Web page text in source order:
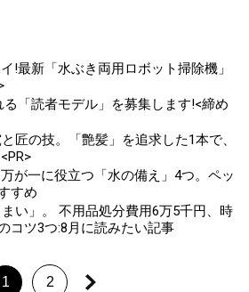
!最新「水ぶき両用ロボット掃除機」
「読者モデル」を募集します!<締め
匠の技。「艶髪」を追求した1本で、
が一に役立つ「水の備え」4つ。ペッ
すめ
い」。 不用品処分費用6万5千円、時
コツ3つ:8月に読みたい記事
1 2